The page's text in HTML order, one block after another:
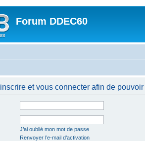
Forum DDEC60
et vous connecter afin de
J’ai oublié mon mot de passe
Renvoyer l’e-mail d’activation